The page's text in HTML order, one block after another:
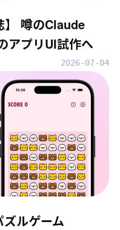
】 噂のClaude
アプリUI試作へ
2026-07-04
ルゲーム